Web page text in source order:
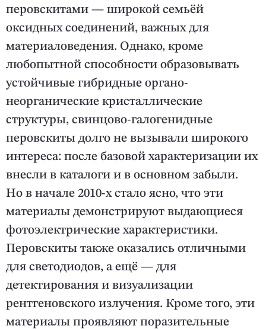
перовскитами — широкой семьёй
оксидных соединений, важных для
материаловедения. Однако, кроме
любопытной способности образовывать
устойчивые гибридные органо-
неорганические кристаллические
структуры, свинцово-галогенидные
перовскиты долго не вызывали широкого
интереса: после базовой характеризации их
внесли в каталоги и в основном забыли.
Но в начале 2010-х стало ясно, что эти
материалы демонстрируют выдающиеся
фотоэлектрические характеристики.
Перовскиты также оказались отличными
для светодиодов, а ещё — для
детектирования и визуализации
рентгеновского излучения. Кроме того, эти
материалы проявляют поразительные